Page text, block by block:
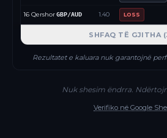
16 QershorGBP/AUD 1.40 LOSS
SHFAQ TË GJITHA (
Rezultatet e kaluara nuk garantojnë
Nuk shesim ëndrra.
Verifiko në Google